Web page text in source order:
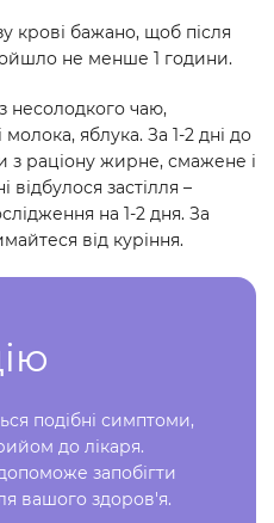
крові бажано, щоб після
не менше 1 години.
несолодкого чаю,
яблука. За 1-2 дні до
з раціону жирне, смажене і
застілля –
на 1-2 дня. За
від куріння.
подібні симптоми,
до лікаря.
запобігти
вашого здоров'я.